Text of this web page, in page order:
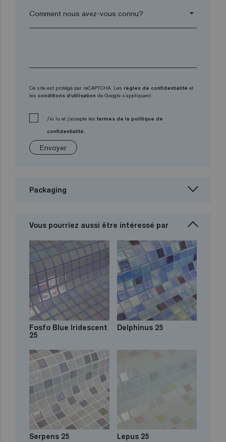
arrow_drop_down
Ce site est protégé par reCAPTCHA. Les règles de confidentialité et
les conditions d'utilisation de Google s'appliquent.
J'ai lu et j'accepte les termes de la politique de
confidentialité.
Envoyer
Packaging
Vous pourriez aussi être intéressé par
Fosfo Blue Iridescent
25
Delphinus 25
Serpens 25 Lepus 25